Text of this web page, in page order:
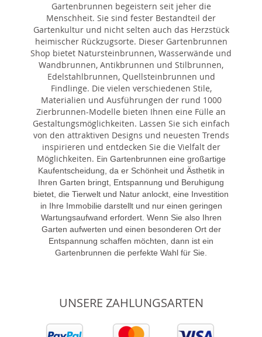
Gartenbrunnen begeistern seit jeher die
Menschheit. Sie sind fester Bestandteil der
Gartenkultur und nicht selten auch das Herzstück
heimischer Rückzugsorte. Dieser Gartenbrunnen
Shop bietet Natursteinbrunnen, Wasserwände und
Wandbrunnen, Antikbrunnen und Stilbrunnen,
Edelstahlbrunnen, Quellsteinbrunnen und
Findlinge. Die vielen verschiedenen Stile,
Materialien und Ausführungen der rund 1000
Zierbrunnen-Modelle bieten Ihnen eine Fülle an
Gestaltungsmöglichkeiten. Lassen Sie sich einfach
von den attraktiven Designs und neuesten Trends
inspirieren und entdecken Sie die Vielfalt der
Möglichkeiten. Ein Gartenbrunnen eine großartige
Kaufentscheidung, da er Schönheit und Ästhetik in
Ihren Garten bringt, Entspannung und Beruhigung
bietet, die Tierwelt und Natur anlockt, eine Investition
in Ihre Immobilie darstellt und nur einen geringen
Wartungsaufwand erfordert. Wenn Sie also Ihren
Garten aufwerten und einen besonderen Ort der
Entspannung schaffen möchten, dann ist ein
Gartenbrunnen die perfekte Wahl für Sie.
UNSERE ZAHLUNGSARTEN